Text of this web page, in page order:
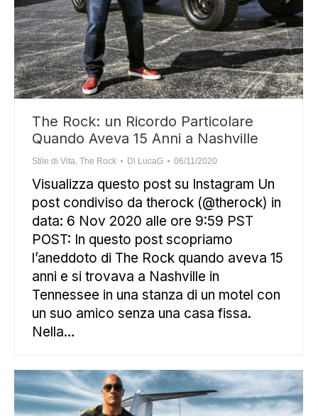
The Rock: un Ricordo Particolare
Quando Aveva 15 Anni a Nashville
Stile di Vita, The Rock Di LucaG 06/11/2020
Visualizza questo post su Instagram Un
post condiviso da therock (@therock) in
data: 6 Nov 2020 alle ore 9:59 PST
POST: In questo post scopriamo
l’aneddoto di The Rock quando aveva 15
anni e si trovava a Nashville in
Tennessee in una stanza di un motel con
un suo amico senza una casa fissa.
Nella…